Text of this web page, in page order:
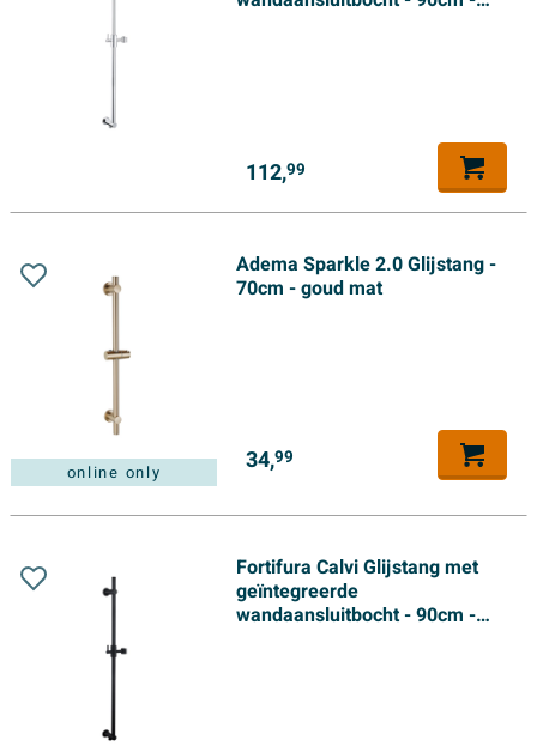
112,99
online only
Adema Sparkle 2.0 Glijstang -
70cm - goud mat
34,99
Fortifura Calvi Glijstang met
geïntegreerde
wandaansluitbocht - 90cm -